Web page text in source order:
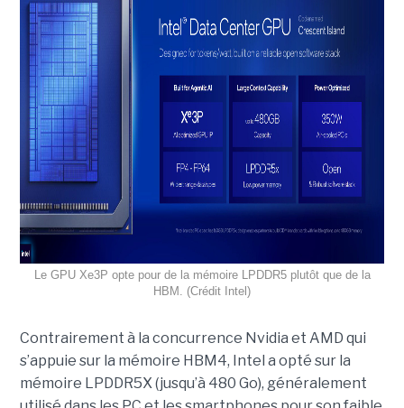
Le GPU Xe3P opte pour de la mémoire LPDDR5 plutôt que de la
HBM. (Crédit Intel)
Contrairement à la concurrence Nvidia et AMD qui
s’appuie sur la mémoire HBM4, Intel a opté sur la
mémoire LPDDR5X (jusqu’à 480 Go), généralement